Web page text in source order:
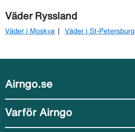
Väder Ryssland
Väder i Moskva Väder i St-Petersburg
Airngo.se
Varför Airngo